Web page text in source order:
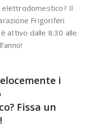
elettrodomestico? Il
Frigoriferi
attivo dalle 8:30 alle
i
Fissa un